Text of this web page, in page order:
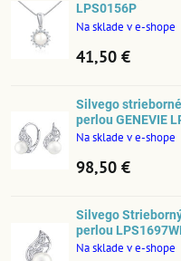
LPS0156P
Na sklade v e-shope
41,50 €
Silvego
perlou GENEVIE
Na sklade v e-shope
98,50 €
Silvego
perlou
Na sklade v e-shope